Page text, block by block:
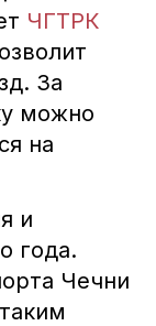
ЧГТРК
За
можно
на
и
года.
Чечни